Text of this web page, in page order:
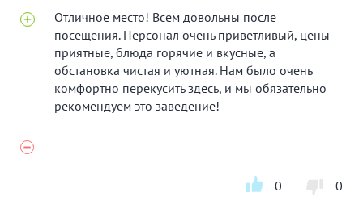
Отличное место! Всем довольны после
посещения. Персонал очень приветливый, цены
приятные, блюда горячие и вкусные, а
обстановка чистая и уютная. Нам было очень
комфортно перекусить здесь, и мы обязательно
рекомендуем это заведение!
0 0